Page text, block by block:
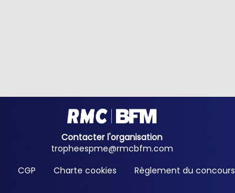
Contacter l'organisation
tropheespme@rmcbfm.com
CGP Charte cookies Règlement du concours